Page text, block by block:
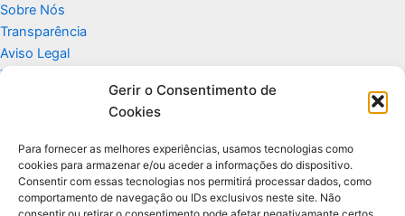
Gerir o Consentimento de
Cookies
Para fornecer as melhores experiências, usamos tecnologias como
cookies para armazenar e/ou aceder a informações do dispositivo.
Consentir com essas tecnologias nos permitirá processar dados, como
comportamento de navegação ou IDs exclusivos neste site. Não
Sobre Nós
Transparência
Aviso Legal
Termos de Uso
Politicas de Privacidade e Cookies
Apoio
Glossário de Tecnologia